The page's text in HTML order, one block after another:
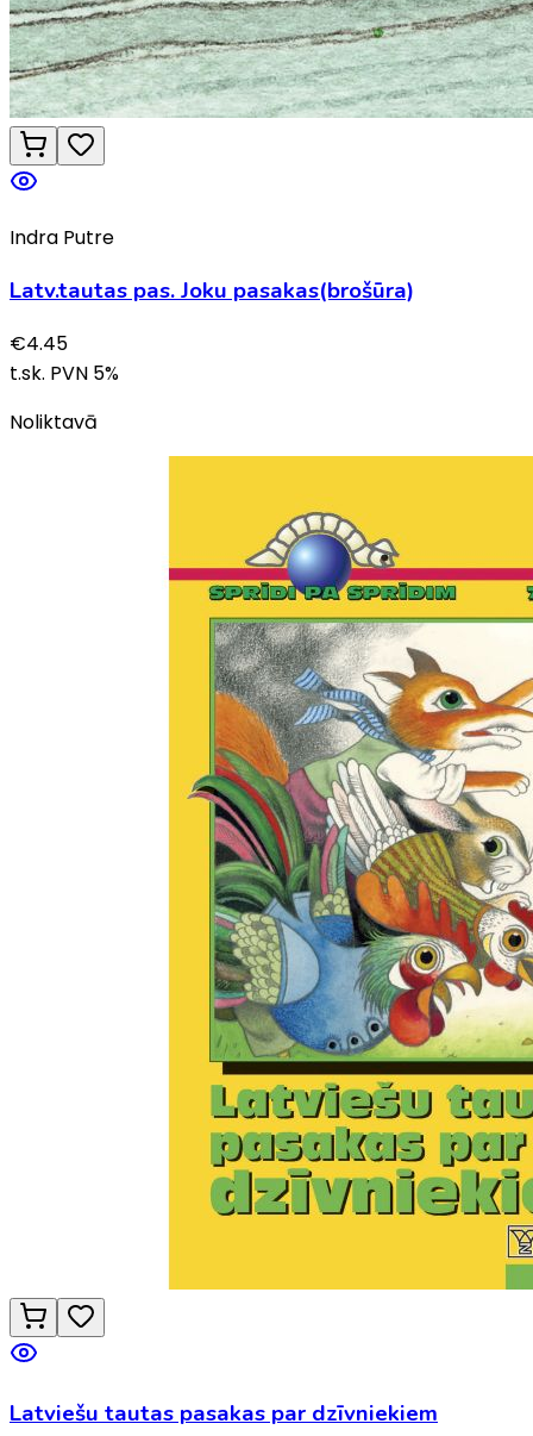
Indra Putre
Latv.tautas pas. Joku pasakas(brošūra)
€4.45
t.sk. PVN 5%
Noliktavā
Latviešu tautas pasakas par dzīvniekiem